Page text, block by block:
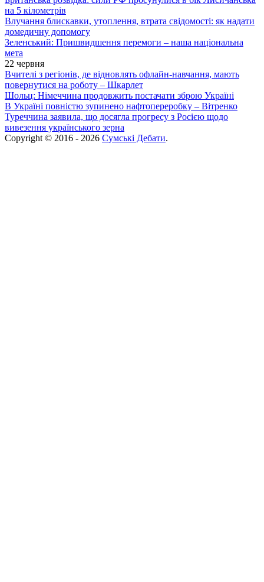
на 5 кілометрів
Влучання блискавки, утоплення, втрата свідомості: як надати
домедичну допомогу
Зеленський: Пришвидшення перемоги – наша національна
мета
22 червня
Вчителі з регіонів, де відновлять офлайн-навчання, мають
повернутися на роботу – Шкарлет
Шольц: Німеччина продовжить постачати зброю Україні
В Україні повністю зупинено нафтопереробку – Вітренко
Туреччина заявила, що досягла прогресу з Росією щодо
вивезення українського зерна
Copyright © 2016 - 2026 Сумські Дебати.